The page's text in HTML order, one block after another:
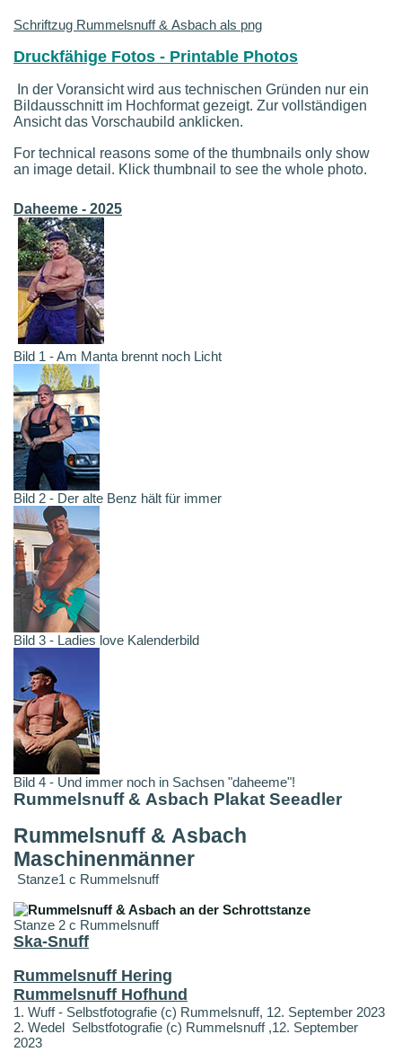
Schriftzug Rummelsnuff & Asbach als png
Druckfähige Fotos - Printable Photos
In der Voransicht wird aus technischen Gründen nur ein
Bildausschnitt im Hochformat gezeigt. Zur vollständigen
Ansicht das Vorschaubild anklicken.
For technical reasons some of the thumbnails only show
an image detail. Klick thumbnail to see the whole photo.
Daheeme - 2025
Bild 1 - Am Manta brennt noch Licht
Bild 2 - Der alte Benz hält für immer
Bild 3 - Ladies love Kalenderbild
Bild 4 - Und immer noch in Sachsen "daheeme"!
Rummelsnuff & Asbach Plakat Seeadler
Rummelsnuff & Asbach
Maschinenmänner
Stanze1 c Rummelsnuff
Stanze 2 c Rummelsnuff
Ska-Snuff
Rummelsnuff Hering
Rummelsnuff Hofhund
1. Wuff - Selbstfotografie (c) Rummelsnuff, 12. September 2023
2. Wedel Selbstfotografie (c) Rummelsnuff ,12. September
2023